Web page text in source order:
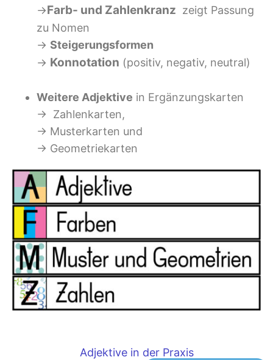
→Farb- und Zahlenkranz zeigt Passung
zu Nomen
→ Steigerungsformen
→ Konnotation (positiv, negativ, neutral)
Weitere Adjektive in Ergänzungskarten
→ Zahlenkarten,
→ Musterkarten und
→ Geometriekarten
Adjektive in der Praxis